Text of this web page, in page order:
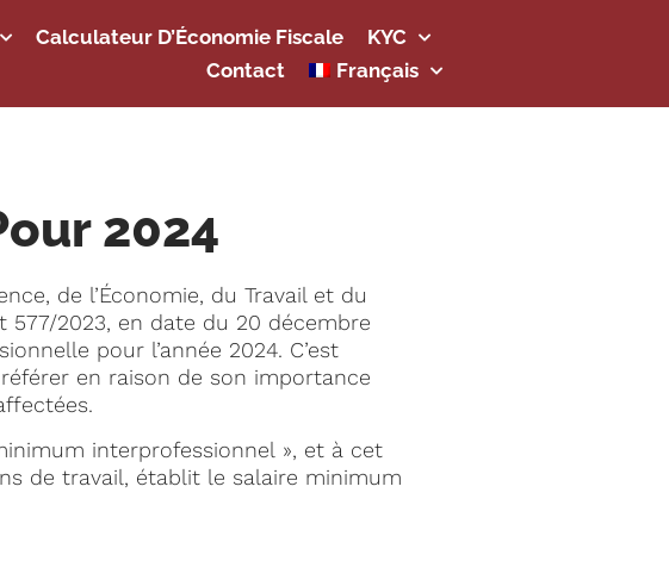
Calculateur D’Économie Fiscale
KYC
Contact
Français
2024
de l’Économie, du Travail et du
577/2023, en date du 20 décembre
pour l’année 2024. C’est
en raison de son importance
interprofessionnel », et à cet
de travail, établit le salaire minimum